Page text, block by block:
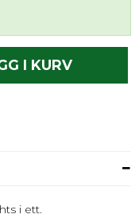
I KURV
i ett.